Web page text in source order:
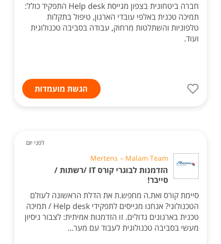
חברה ביטחונית בצפון מגייסת Help desk התפקיד כולל:
תמיכה טכנית באלפי עובדי הארגון, טיפול בתקלות
טלפוניות והשתלטות מרחוק, עבודה בסביבה טכנולוגית
ועוד.
הגשת מועמדות
לפני יום
Mertens – Malam Team
הזדמנות לבוגרי קורס IT /רשתות /
סייבר!
סיימת קורס ואת.ה מחפש.ת את הדלת הראשונה לעולם
הטכנולוגי? אנחנו מגייסים לתפקידי Help desk / תמיכה
טכנית בארגונים גדולים. זו הזדמנות אמיתית: לצבור ניסיון
מעשי בסביבה טכנולוגית לעבוד עם מער...